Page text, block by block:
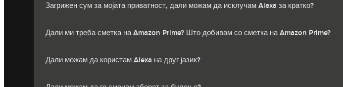
Загрижен сум за мојата приватност, дали можам да исклучам Alexa за кратко?
Дали ми треба сметка на Amazon Prime? Што добивам со сметка на Amazon Prime?
Дали можам да користам Alexa на друг јазик?